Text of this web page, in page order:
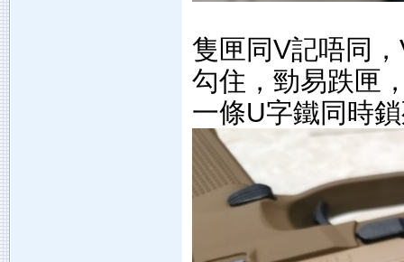
隻匣同V記唔同
勾住，勁易跌匣
一條U字鐵同時